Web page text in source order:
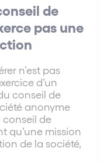
de
pas une
n’est pas
d’un
conseil de
anonyme
conseil de
qu’une mission
de la société,